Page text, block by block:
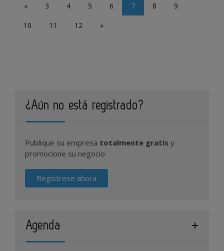
« 3 4 5 6 7 8 9
10 11 12 »
¿Aún no está registrado?
Publique su empresa totalmente gratis y
promocione su negocio
Regístrese ahora
Agenda